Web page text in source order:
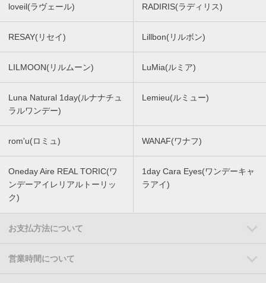
loveil(ラヴェール) RADIRIS(ラディリス)
RESAY(リセイ) Lillbon(リルボン)
LILMOON(リルムーン) LuMia(ルミア)
Luna Natural 1day(ルナナチュ
ラルワンデー)
Lemieu(ルミュー)
rom'u(ロミュ) WANAF(ワナフ)
Oneday Aire REAL TORIC(ワ
ンデーアイレリアルトーリッ
ク)
1day Cara Eyes(ワンデーキャ
ラアイ)
お支払方法について
営業時間について